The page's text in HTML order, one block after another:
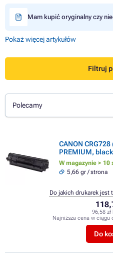
Mam kupić oryginalny czy
Pokaż więcej artykułów
Filtruj
Polecamy
CANON
PREMIUM,
W magazynie > 10
5,66 gr / strona
96,58 zł
Najniższa cena w ciągu
Do
Do jakich drukarek